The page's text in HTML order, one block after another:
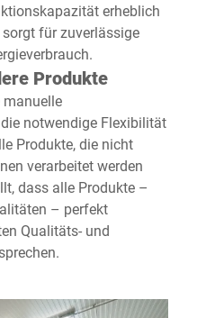
erheblich
für zuverlässige
Produkte
notwendige Flexibilität
Produkte, die nicht
verarbeitet werden
dass alle Produkte –
– perfekt
Qualitäts- und